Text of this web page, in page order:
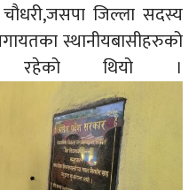
जिल्ला सदस्य
स्थानीयबासीहरुको
रहेको थियो ।